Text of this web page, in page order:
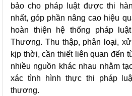
bảo cho pháp luật được thi
nhất, góp phần nâng cao hiệu
hoàn thiện hệ thống pháp
Thương. Thu thập, phân loại,
kịp thời, cần thiết liên quan đến
nhiều nguồn khác nhau nhằm
xác tình hình thực thi pháp
thương.